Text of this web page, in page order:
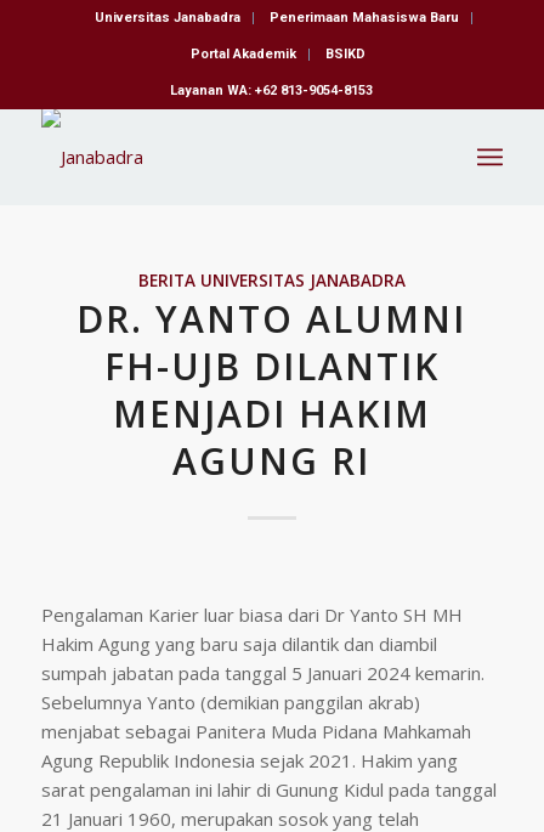
Universitas Janabadra Penerimaan Mahasiswa Baru
Portal Akademik BSIKD
Layanan WA: +62 813-9054-8153
BERITA UNIVERSITAS JANABADRA
DR. YANTO ALUMNI
FH-UJB DILANTIK
MENJADI HAKIM
AGUNG RI
Pengalaman Karier luar biasa dari Dr Yanto SH MH
Hakim Agung yang baru saja dilantik dan diambil
sumpah jabatan pada tanggal 5 Januari 2024 kemarin.
Sebelumnya Yanto (demikian panggilan akrab)
menjabat sebagai Panitera Muda Pidana Mahkamah
Agung Republik Indonesia sejak 2021. Hakim yang
sarat pengalaman ini lahir di Gunung Kidul pada tanggal
21 Januari 1960, merupakan sosok yang telah